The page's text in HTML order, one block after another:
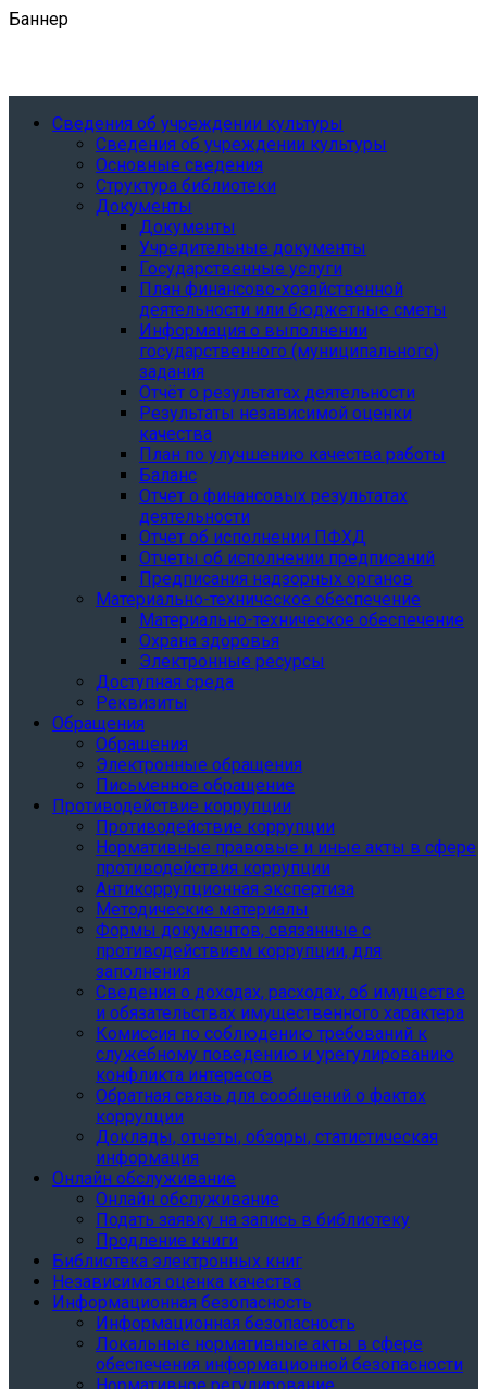
Баннер
Сведения об учреждении культуры
Сведения об учреждении культуры
Основные сведения
Структура библиотеки
Документы
Документы
Учредительные документы
Государственные услуги
План финансово-хозяйственной
деятельности или бюджетные сметы
Информация о выполнении
государственного (муниципального)
задания
Отчёт о результатах деятельности
Результаты независимой оценки
качества
План по улучшению качества работы
Баланс
Отчет о финансовых результатах
деятельности
Отчет об исполнении ПФХД
Отчеты об исполнении предписаний
Предписания надзорных органов
Материально-техническое обеспечение
Материально-техническое обеспечение
Охрана здоровья
Электронные ресурсы
Доступная среда
Реквизиты
Обращения
Обращения
Электронные обращения
Письменное обращение
Противодействие коррупции
Противодействие коррупции
Нормативные правовые и иные акты в сфере
противодействия коррупции
Антикоррупционная экспертиза
Методические материалы
Формы документов, связанные с
противодействием коррупции, для
заполнения
Сведения о доходах, расходах, об имуществе
и обязательствах имущественного характера
Комиссия по соблюдению требований к
служебному поведению и урегулированию
конфликта интересов
Обратная связь для сообщений о фактах
коррупции
Доклады, отчеты, обзоры, статистическая
информация
Онлайн обслуживание
Онлайн обслуживание
Подать заявку на запись в библиотеку
Продление книги
Библиотека электронных книг
Независимая оценка качества
Информационная безопасность
Информационная безопасность
Локальные нормативные акты в сфере
обеспечения информационной безопасности